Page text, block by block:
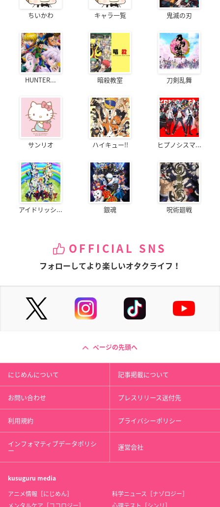
ちいかわ キャラ一覧 鬼滅の刃
HUNTER... 暗殺教室 刀剣乱舞
サンリオ ハイキュー!! ヒプノシスマ...
アイドリッシ... 銀魂 呪術廻戦
OFFICIAL SNS
フォローしてより楽しいオタクライフ！
ページの先頭へ
にじめんについて 記事掲載について
お問い合わせ プレスリリース送付先
利用規約 プライバシーポリシー
インフォマティブデータポリシ
ー 運営会社
kusuguru media
アニメ情報［にじめん］
科学ニュース［ナゾロジー］